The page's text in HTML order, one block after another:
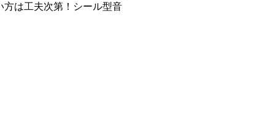
方は工夫次第！シール型音